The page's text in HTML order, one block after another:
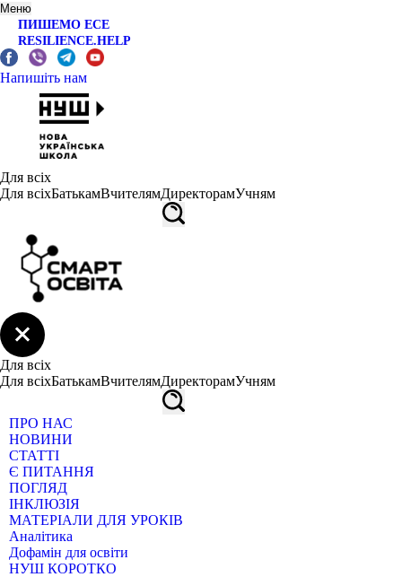
Меню
ПИШЕМО ЕСЕ
RESILIENCE.HELP
Напишіть нам
Для всіх
Для всіхБатькамВчителямДиректорамУчням
Для всіх
Для всіхБатькамВчителямДиректорамУчням
ПРО НАС
НОВИНИ
СТАТТІ
Є ПИТАННЯ
ПОГЛЯД
ІНКЛЮЗІЯ
МАТЕРІАЛИ ДЛЯ УРОКІВ
Аналітика
Дофамін для освіти
НУШ КОРОТКО